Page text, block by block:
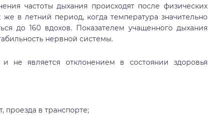
частоты дыхания происходят после физических
в летний период, когда температура значительно
до 160 вдохов. Показателем учащенного дыхания
нервной системы.
не является отклонением в состоянии здоровья
проезда в транспорте;